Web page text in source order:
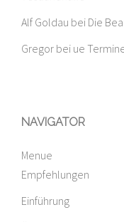
Alf Goldau bei Die
Gregor bei ue
NAVIGATOR
Menue
Empfehlungen
Einführung